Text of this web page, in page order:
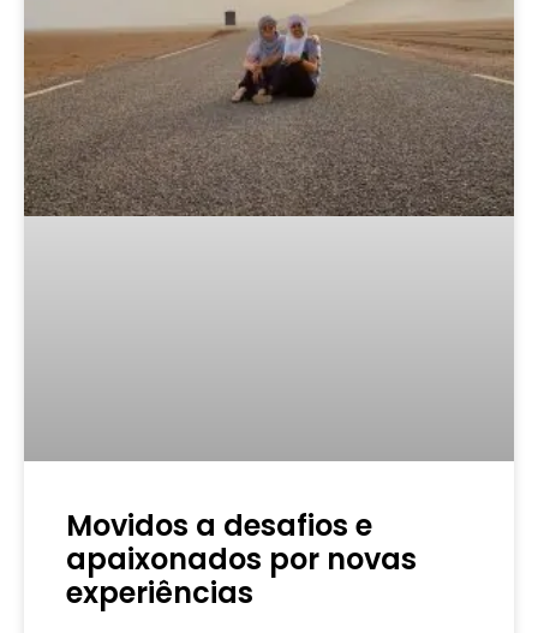
Movidos a desafios e
apaixonados por novas
experiências